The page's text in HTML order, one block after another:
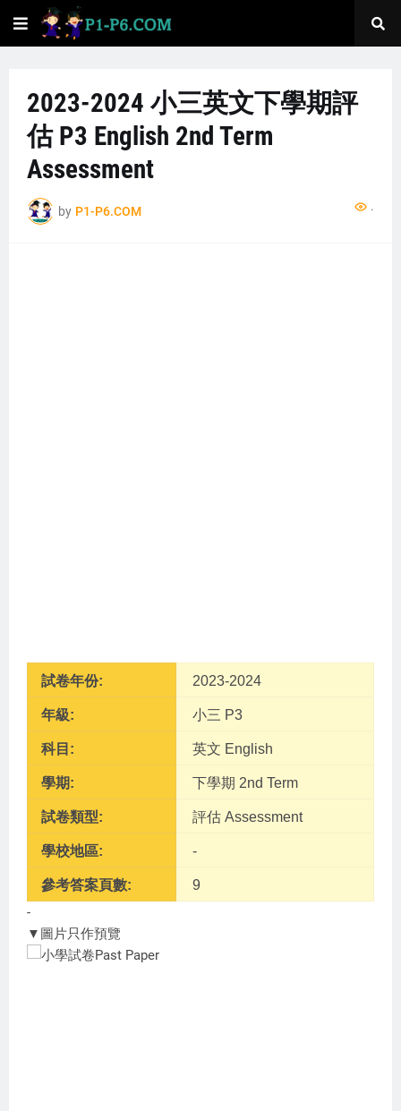
2023-2024 小三英文下學期評
估 P3 English 2nd Term
Assessment
by P1-P6.COM ...
試卷年份: 2023-2024
年級: 小三 P3
科目: 英文 English
學期: 下學期 2nd Term
試卷類型: 評估 Assessment
學校地區: -
參考答案頁數: 9
-
▼圖片只作預覽